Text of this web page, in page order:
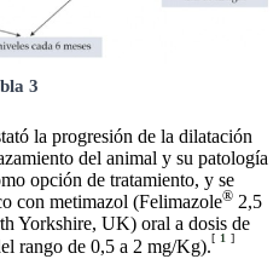
3
la progresión de la dilatación
del animal y su patología
opción de tratamiento, y se
con metimazol (Felimazole® 2,5
Yorkshire, UK) oral a dosis de
rango de 0,5 a 2 mg/Kg).[ 1 ]